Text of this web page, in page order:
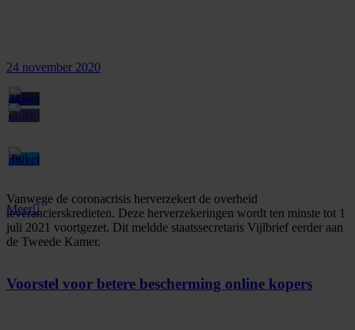
24 november 2020
Vanwege de coronacrisis herverzekert de overheid
leverancierskredieten. Deze herverzekeringen wordt ten minste tot 1
juli 2021 voortgezet. Dit meldde staatssecretaris Vijlbrief eerder aan
de Tweede Kamer.
Meer
Voorstel voor betere bescherming online kopers